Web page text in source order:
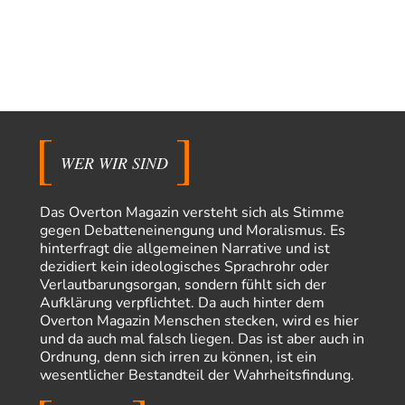
Masseninvasion von Ceuta: Ein organisierter Angriff 3
Zehntausende dackeln…
Adel verpflichtetvor 9 Stunden zu:
Vielen Dank, hatte ich nicht auf dem Schirm, weil ich ihn nicht mehr
lese. Beweist…
garnovor 11 Stunden zu:
Absurde Debatte um Ceuta-„Invasion“ durch Marokko
vertieft EU-Spaltung
Gratuliere, du hast erkannt wer hier der Bösewicht ist. Dann kann es ja
gar nicht…
Schattenland
vor 11 Stunden zu:
Unkabarettistische Anstalten
Dem schließe ich mich 100 pro an - das deutsche politische Kabarett ist
WER WIR SIND
Das Overton Magazin versteht sich als Stimme
gegen Debatteneinengung und Moralismus. Es
hinterfragt die allgemeinen Narrative und ist
dezidiert kein ideologisches Sprachrohr oder
Verlautbarungsorgan, sondern fühlt sich der
Aufklärung verpflichtet. Da auch hinter dem
Overton Magazin Menschen stecken, wird es hier
und da auch mal falsch liegen. Das ist aber auch in
Ordnung, denn sich irren zu können, ist ein
wesentlicher Bestandteil der Wahrheitsfindung.